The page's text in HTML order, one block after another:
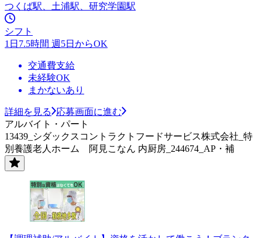
つくば駅、土浦駅、研究学園駅
シフト
1日7.5時間 週5日からOK
交通費支給
未経験OK
まかないあり
詳細を見る
応募画面に進む
アルバイト・パート
13439_シダックスコントラクトフードサービス株式会社_特
別養護老人ホーム 阿見こなん 内厨房_244674_AP・補